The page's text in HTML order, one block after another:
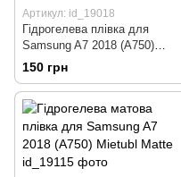
Артикул: id_19018
Гідрогелева плівка для
Samsung A7 2018 (A750)
захисна протиударна Mietubl
Super-TPU Clear
150 грн